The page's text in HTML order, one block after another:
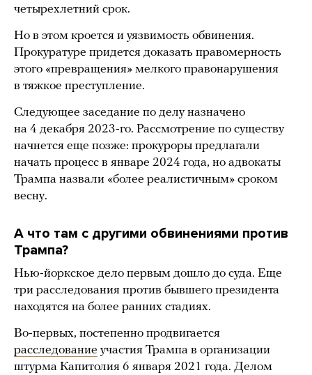
четырехлетний срок.
Но в этом кроется и уязвимость обвинения.
Прокуратуре придется доказать правомерность
этого «превращения» мелкого правонарушения
в тяжкое преступление.
Следующее заседание по делу назначено
на 4 декабря 2023-го. Рассмотрение по существу
начнется еще позже: прокуроры предлагали
начать процесс в январе 2024 года, но адвокаты
Трампа назвали «более реалистичным» сроком
весну.
А что там с другими обвинениями против
Трампа?
Нью-йоркское дело первым дошло до суда. Еще
три расследования против бывшего президента
находятся на более ранних стадиях.
Во-первых, постепенно продвигается
расследование участия Трампа в организации
штурма Капитолия 6 января 2021 года. Делом